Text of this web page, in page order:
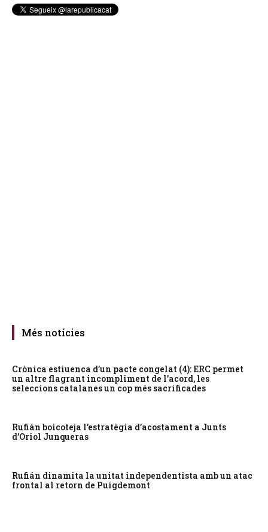
Més notícies
Crònica estiuenca d’un pacte congelat (4): ERC permet
un altre flagrant incompliment de l’acord, les
seleccions catalanes un cop més sacrificades
Rufián boicoteja l’estratègia d’acostament a Junts
d’Oriol Junqueras
Rufián dinamita la unitat independentista amb un atac
frontal al retorn de Puigdemont